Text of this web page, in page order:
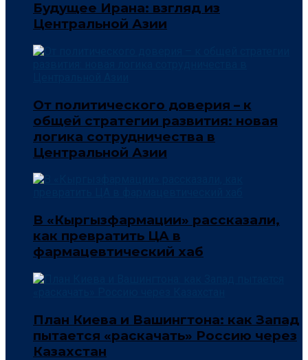
Будущее Ирана: взгляд из
Центральной Азии
От политического доверия – к
общей стратегии развития: новая
логика сотрудничества в
Центральной Азии
В «Кыргызфармации» рассказали,
как превратить ЦА в
фармацевтический хаб
План Киева и Вашингтона: как Запад
пытается «раскачать» Россию через
Казахстан